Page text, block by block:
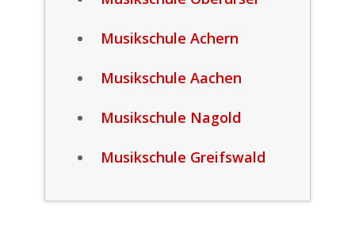
Musikschule Achern
Musikschule Aachen
Musikschule Nagold
Musikschule Greifswald